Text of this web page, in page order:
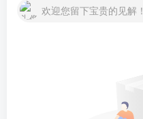
欢迎您留下宝贵的见解！